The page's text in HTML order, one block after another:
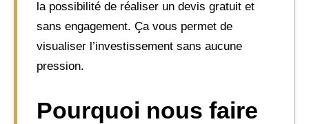
la possibilité de réaliser un devis gratuit et
sans engagement. Ça vous permet de
visualiser l’investissement sans aucune
pression.
Pourquoi nous faire